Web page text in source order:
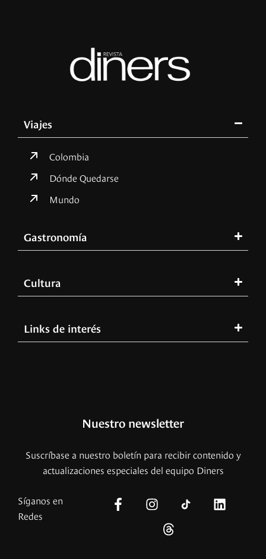
Viajes
Colombia
Dónde Quedarse
Mundo
Gastronomía
Cultura
Links de interés
Nuestro newsletter
Suscríbase a nuestro boletín para recibir contenido y
actualizaciones especiales del equipo Diners
Síganos en
Redes